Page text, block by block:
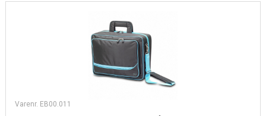
Varenr. EB00.011